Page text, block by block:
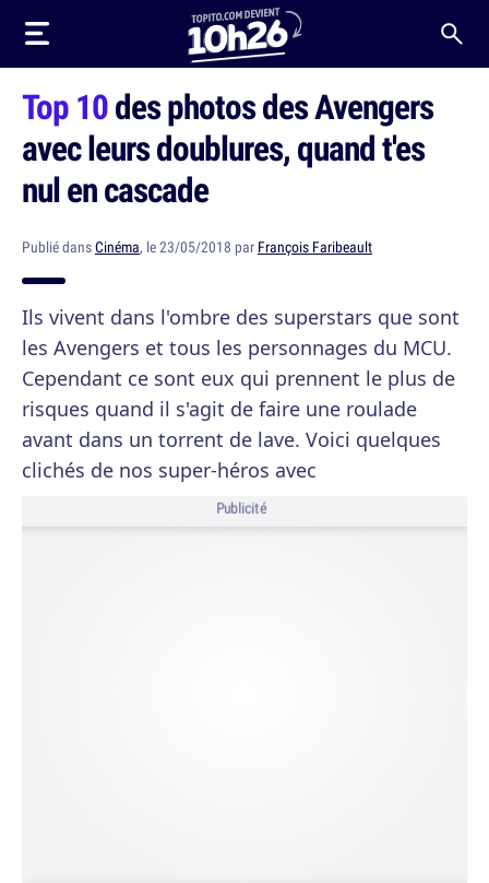
Top 10des photos des Avengers
avec leurs doublures, quand t'es
nul en cascade
Publié dansCinéma, le 23/05/2018 par François Faribeault
Ils vivent dans l'ombre des superstars que sont
les Avengers et tous les personnages du MCU.
Cependant ce sont eux qui prennent le plus de
risques quand il s'agit de faire une roulade
avant dans un torrent de lave. Voici quelques
clichés de nos super-héros avec
Publicité